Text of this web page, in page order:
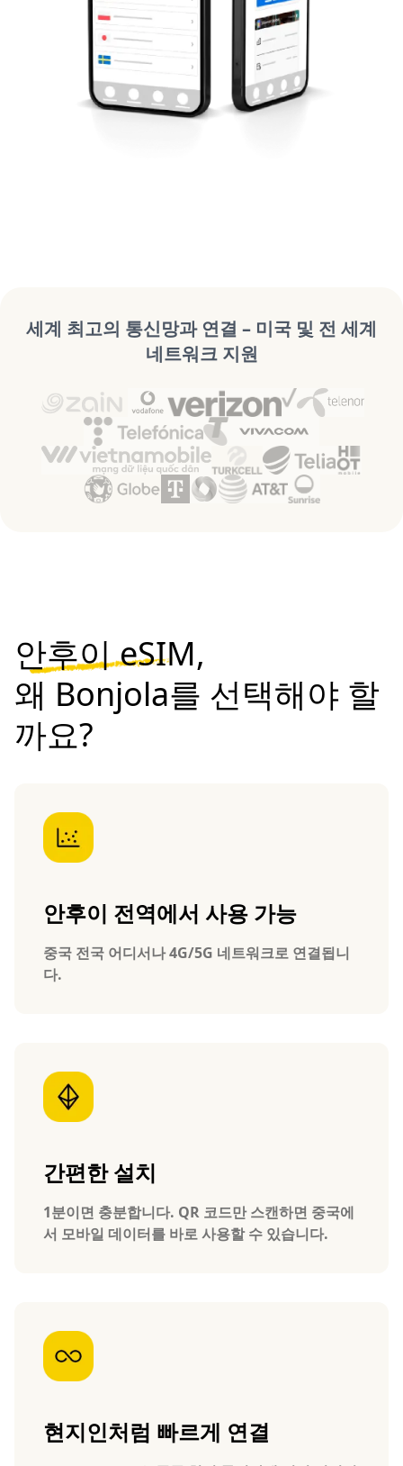
세계 최고의 통신망과 연결 – 미국 및 전 세계
네트워크 지원
안후이 eSIM,
왜 Bonjola를 선택해야 할
까요?
안후이 전역에서 사용 가능
중국 전국 어디서나 4G/5G 네트워크로 연결됩니
다.
간편한 설치
1분이면 충분합니다. QR 코드만 스캔하면 중국에
서 모바일 데이터를 바로 사용할 수 있습니다.
현지인처럼 빠르게 연결